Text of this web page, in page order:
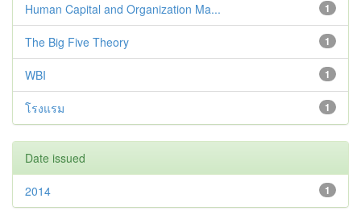
1
Human Capital and Organization Ma...
1
The Big Five Theory
1
WBI
1
โรงแรม
Date issued
1
2014